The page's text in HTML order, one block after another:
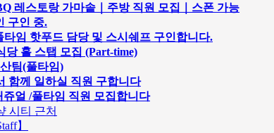
레스토랑 가마솥｜주방 직원 모집｜스폰 가능
구인 중.
임 핫푸드 담당 및 스시쉐프 구인합니다.
홀 스탭 모집 (Part-time)
팀(풀타임)
함께 일하실 직원 구합니다
얼 /풀타임 직원 모집합니다
시티 근처
】